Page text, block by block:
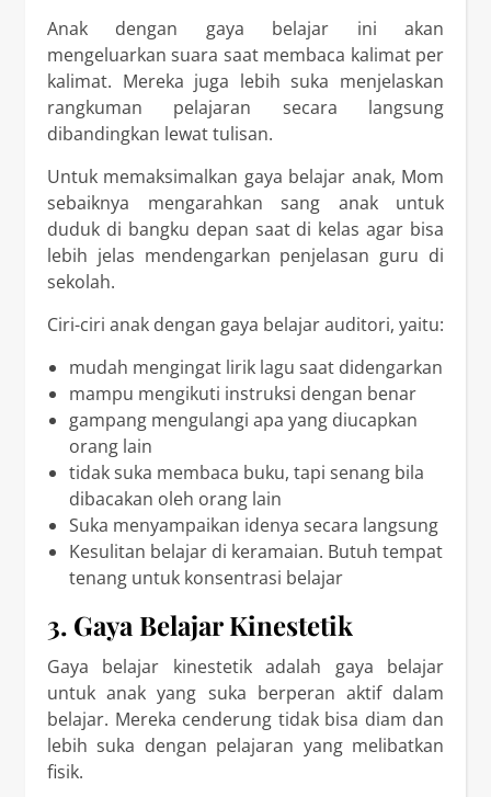
Anak dengan gaya belajar ini akan
mengeluarkan suara saat membaca kalimat per
kalimat. Mereka juga lebih suka menjelaskan
rangkuman pelajaran secara langsung
dibandingkan lewat tulisan.
Untuk memaksimalkan gaya belajar anak, Mom
sebaiknya mengarahkan sang anak untuk
duduk di bangku depan saat di kelas agar bisa
lebih jelas mendengarkan penjelasan guru di
sekolah.
Ciri-ciri anak dengan gaya belajar auditori, yaitu:
mudah mengingat lirik lagu saat didengarkan
mampu mengikuti instruksi dengan benar
gampang mengulangi apa yang diucapkan
orang lain
tidak suka membaca buku, tapi senang bila
dibacakan oleh orang lain
Suka menyampaikan idenya secara langsung
Kesulitan belajar di keramaian. Butuh tempat
tenang untuk konsentrasi belajar
3. Gaya Belajar Kinestetik
Gaya belajar kinestetik adalah gaya belajar
untuk anak yang suka berperan aktif dalam
belajar. Mereka cenderung tidak bisa diam dan
lebih suka dengan pelajaran yang melibatkan
fisik.